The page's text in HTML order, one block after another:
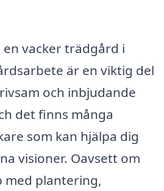
vacker trädgård i
är en viktig del
och inbjudande
det finns många
som kan hjälpa dig
visioner. Oavsett om
med plantering,